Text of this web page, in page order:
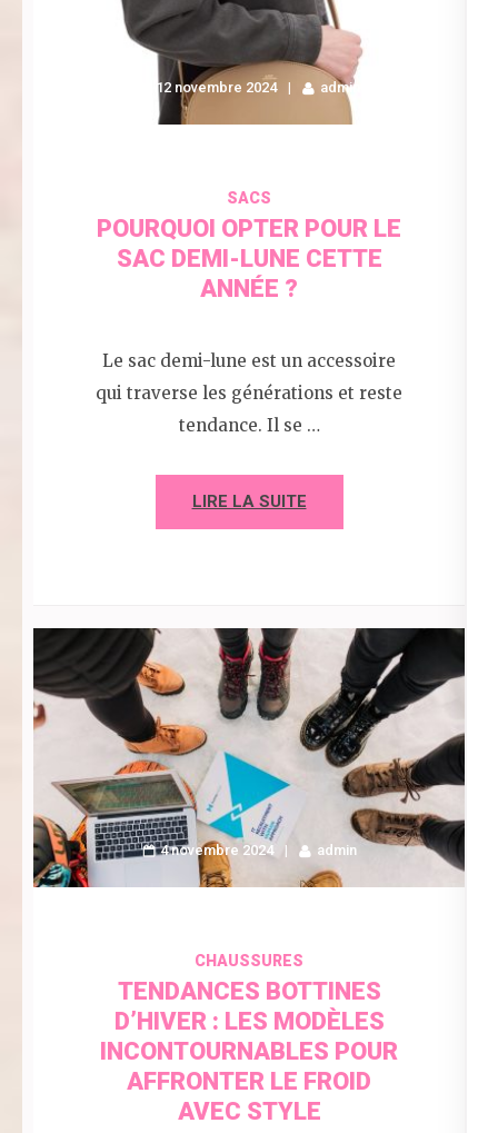
12 novembre 2024 admin
SACS
POURQUOI OPTER POUR LE
SAC DEMI-LUNE CETTE
ANNÉE ?
Le sac demi-lune est un accessoire
qui traverse les générations et reste
tendance. Il se …
LIRE LA SUITE
4 novembre 2024 admin
CHAUSSURES
TENDANCES BOTTINES
D’HIVER : LES MODÈLES
INCONTOURNABLES POUR
AFFRONTER LE FROID
AVEC STYLE